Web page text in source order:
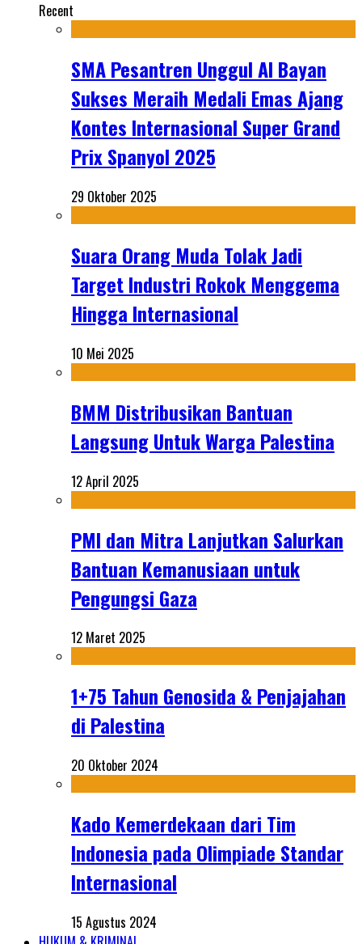
Recent
SMA Pesantren Unggul Al Bayan
Sukses Meraih Medali Emas Ajang
Kontes Internasional Super Grand
Prix Spanyol 2025
29 Oktober 2025
Suara Orang Muda Tolak Jadi
Target Industri Rokok Menggema
Hingga Internasional
10 Mei 2025
BMM Distribusikan Bantuan
Langsung Untuk Warga Palestina
12 April 2025
PMI dan Mitra Lanjutkan Salurkan
Bantuan Kemanusiaan untuk
Pengungsi Gaza
12 Maret 2025
1+75 Tahun Genosida & Penjajahan
di Palestina
20 Oktober 2024
Kado Kemerdekaan dari Tim
Indonesia pada Olimpiade Standar
Internasional
15 Agustus 2024